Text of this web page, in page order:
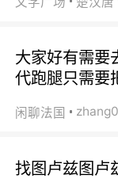
大家好有需要
代跑腿只需要
闲聊法国
找图卢兹图卢